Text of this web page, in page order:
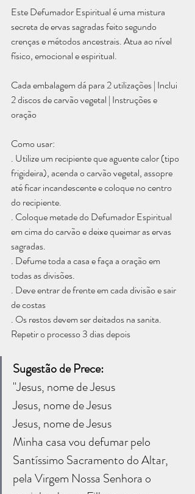
Este Defumador Espiritual é uma mistura
secreta de ervas sagradas feito segundo
crenças e métodos ancestrais. Atua ao nível
físico, emocional e espiritual.
Cada embalagem dá para 2 utilizações | Inclui
2 discos de carvão vegetal | Instruções e
oração
Como usar:
. Utilize um recipiente que aguente calor (tipo
frigideira), acenda o carvão vegetal, assopre
até ficar incandescente e coloque no centro
do recipiente.
. Coloque metade do Defumador Espiritual
em cima do carvão e deixe queimar as ervas
sagradas.
. Defume toda a casa e faça a oração em
todas as divisões.
. Deve entrar de frente em cada divisão e sair
de costas
. Os restos devem ser deitados na sanita.
Repetir o processo 3 dias depois
Sugestão de Prece:
"Jesus, nome de Jesus
Jesus, nome de Jesus
Jesus, nome de Jesus
Minha casa vou defumar pelo
Santíssimo Sacramento do Altar,
pela Virgem Nossa Senhora o